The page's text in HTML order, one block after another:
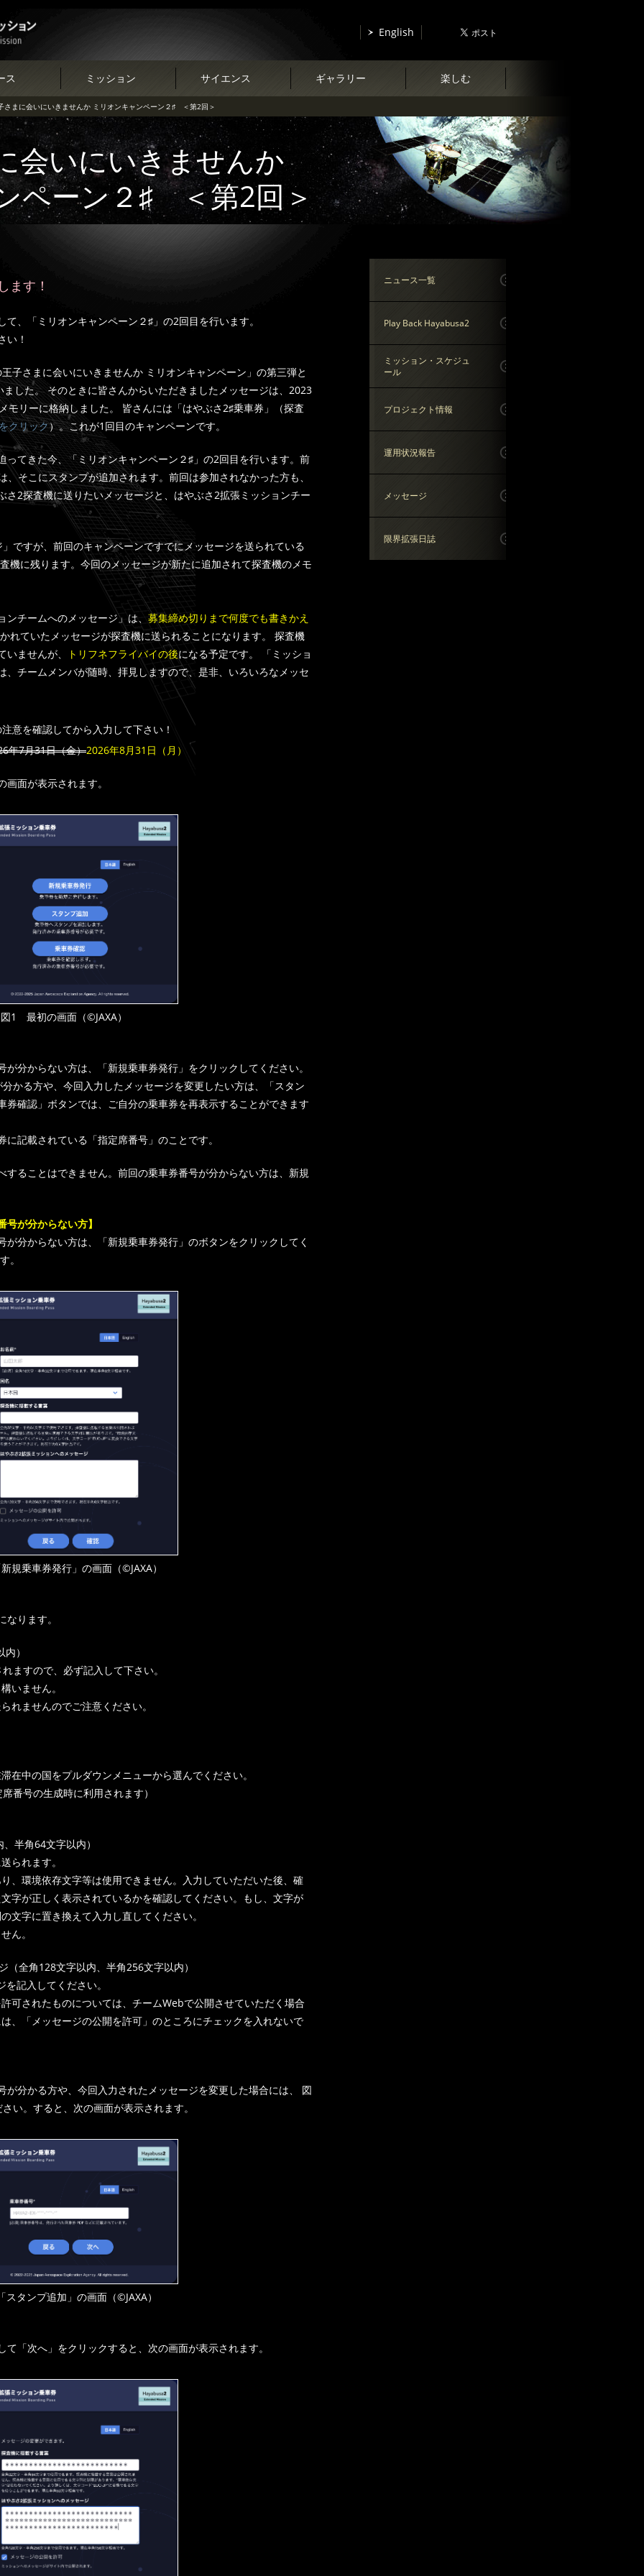
English
ス ミッション サイエンス ギャラリー 楽しむ
さまに会いにいきませんか ミリオンキャンペーン２♯ ＜第2回＞
会いにいきませんか
ペーン２♯ ＜第2回＞
ます！
、「ミリオンキャンペーン２♯」の2回目を行います。
い！
子さまに会いにいきませんか ミリオンキャンペーン」の第三弾と
した。 そのときに皆さんからいただきましたメッセージは、2023
モリーに格納しました。 皆さんには「はやぶさ2♯乗車券」（探査
クリック）。これが1回目のキャンペーンです。
ってきた今、「ミリオンキャンペーン２♯」の2回目を行います。前
そこにスタンプが追加されます。前回は参加されなかった方も、
さ2探査機に送りたいメッセージと、はやぶさ2拡張ミッションチー
ですが、前回のキャンペーンですでにメッセージを送られている
機に残ります。今回のメッセージが新たに追加されて探査機のメモ
チームへのメッセージ」は、 募集締め切りまで何度でも書きかえ
れていたメッセージが探査機に送られることになります。 探査機
ませんが、
トリフネフライバイの後になる予定です。 「ミッショ
、チームメンバが随時、拝見しますので、是非、いろいろなメッセ
を確認してから入力して下さい！
年7月31日（金）2026年8月31日（月）
面が表示されます。
図1 最初の画面（©JAXA）
分からない方は、「新規乗車券発行」をクリックしてください。
かる方や、今回入力したメッセージを変更したい方は、「スタン
券確認」ボタンでは、ご自分の乗車券を再表示することができます
記載されている「指定席番号」のことです。
することはできません。前回の乗車券番号が分からない方は、新規
が分からない方】
分からない方は、「新規乗車券発行」のボタンをクリックしてく
。
規乗車券発行」の画面（©JAXA）
ります。
）
ますので、必ず記入して下さい。
いません。
れませんのでご注意ください。
在中の国をプルダウンメニューから選んでください。
号の生成時に利用されます）
半角64文字以内）
られます。
、環境依存文字等は使用できません。入力していただいた後、確
字が正しく表示されているかを確認してください。もし、文字が
文字に置き換えて入力し直してください。
ん。
全角128文字以内、半角256文字以内）
記入してください。
可されたものについては、チームWebで公開させていただく場合
、「メッセージの公開を許可」のところにチェックを入れないで
が分かる方や、今回入力されたメッセージを変更した場合には、 図
い。すると、次の画面が表示されます。
タンプ追加」の画面（©JAXA）
「次へ」をクリックすると、次の画面が表示されます。
ニュース一覧
Play Back Hayabusa2
ミッション・スケジュ
ール
プロジェクト情報
運用状況報告
メッセージ
限界拡張日誌